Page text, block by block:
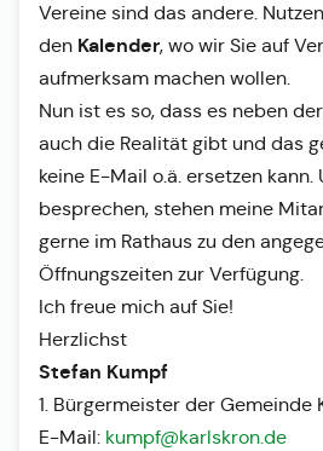
Vereine sind das andere.
den Kalender, wo wir Sie auf
aufmerksam machen wollen.
Nun ist es so, dass es neben
auch die Realität gibt und das
keine E-Mail o.ä. ersetzen kann.
besprechen, stehen meine
gerne im Rathaus zu den
Öffnungszeiten zur Verfügung.
Ich freue mich auf Sie!
Herzlichst
Stefan Kumpf
1. Bürgermeister der Gemeinde
E-Mail: kumpf@karlskron.de